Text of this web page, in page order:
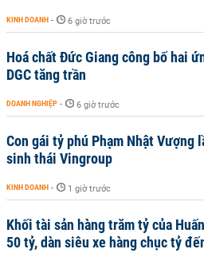
KINH DOANH - 6 giờ trước
Hoá chất Đức Giang công bố hai
DGC tăng trần
DOANH NGHIỆP - 6 giờ trước
Con gái tỷ phú Phạm Nhật Vượng
sinh thái Vingroup
KINH DOANH - 1 giờ trước
Khối tài sản hàng trăm tỷ của
50 tỷ, dàn siêu xe hàng chục tỷ